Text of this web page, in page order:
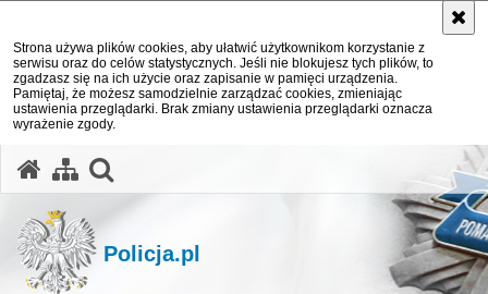
Strona używa plików cookies, aby ułatwić użytkownikom korzystanie z
serwisu oraz do celów statystycznych. Jeśli nie blokujesz tych plików, to
zgadzasz się na ich użycie oraz zapisanie w pamięci urządzenia.
Pamiętaj, że możesz samodzielnie zarządzać cookies, zmieniając
ustawienia przeglądarki. Brak zmiany ustawienia przeglądarki oznacza
wyrażenie zgody.
Policja.pl